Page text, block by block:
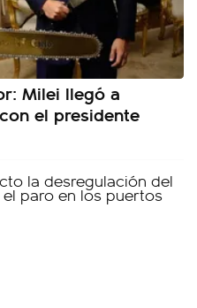
Milei llegó a
el presidente